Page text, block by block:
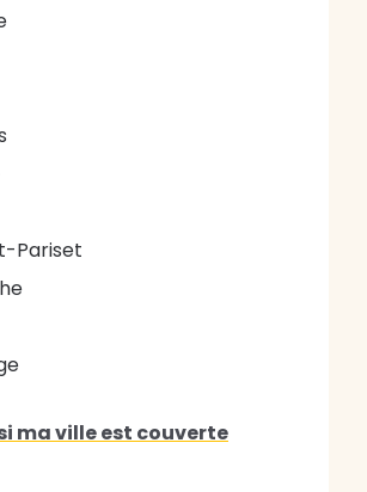
Pariset
ma ville est couverte